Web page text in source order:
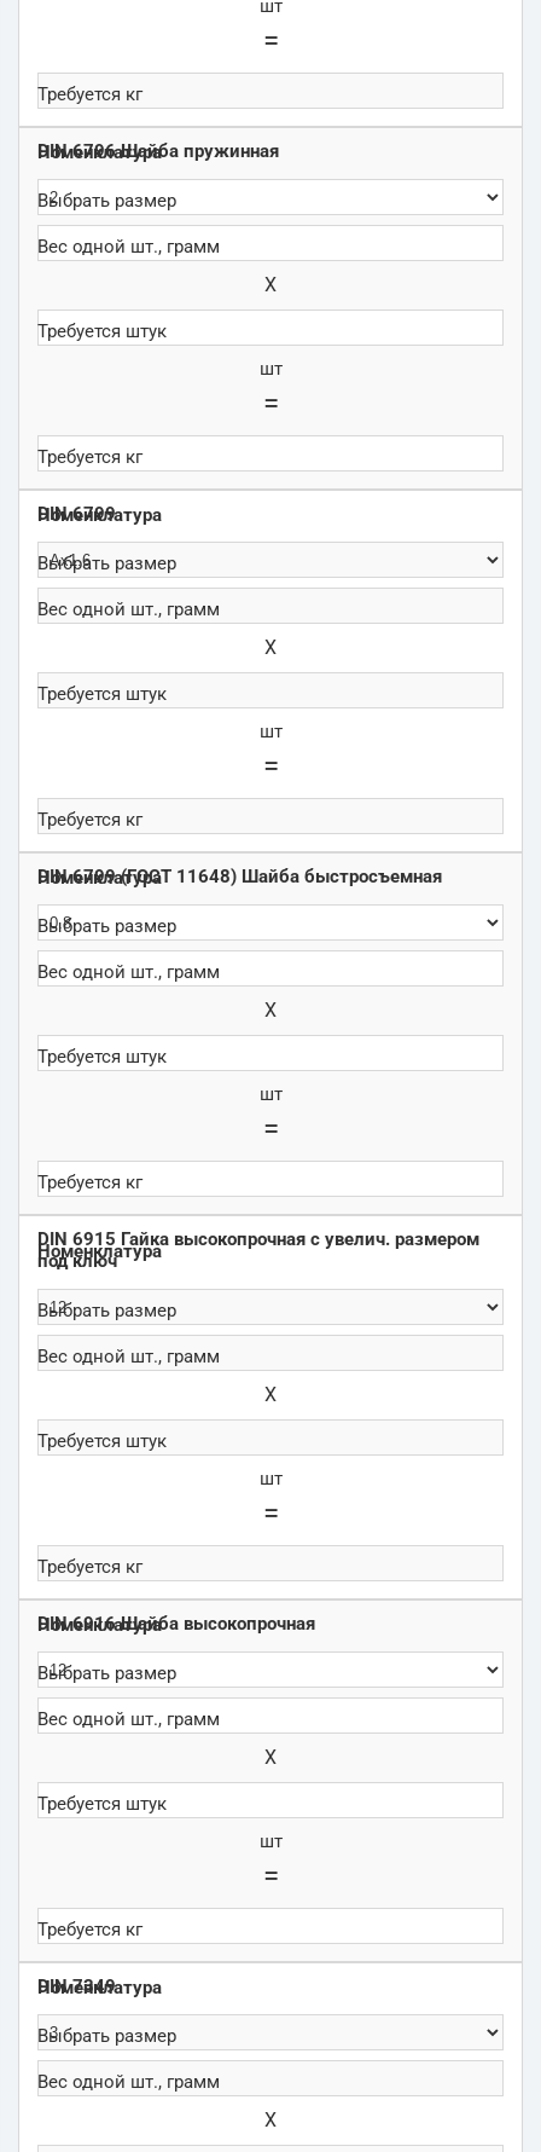
шт
=
DIN 6796 Шайба пружинная
Х
шт
=
DIN 6799
Х
шт
=
DIN 6799 (ГОСТ 11648) Шайба быстросъемная
Х
шт
=
DIN 6915 Гайка высокопрочная с увелич. размером
под ключ
Х
шт
=
DIN 6916 Шайба высокопрочная
Х
шт
=
DIN 7349
Х